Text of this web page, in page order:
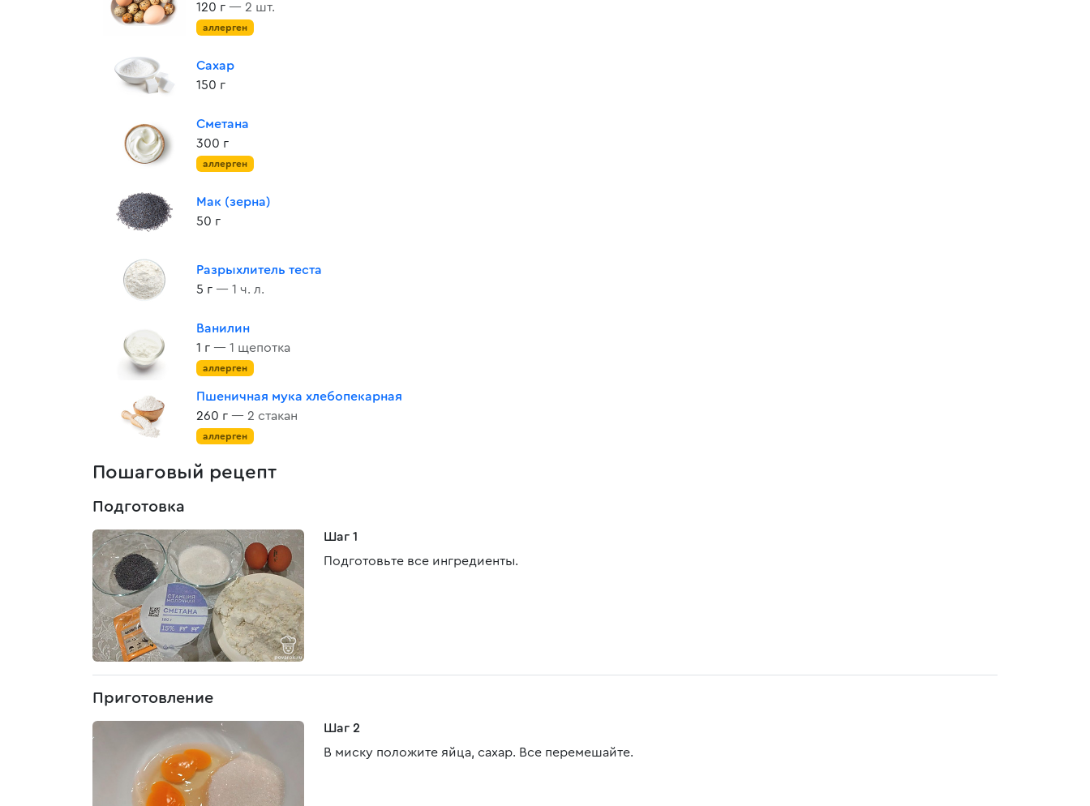
120 г — 2 шт.
аллерген
Сахар
150 г
Сметана
300 г
аллерген
Мак (зерна)
50 г
Разрыхлитель теста
5 г — 1 ч. л.
Ванилин
1 г — 1 щепотка
аллерген
Пшеничная мука хлебопекарная
260 г — 2 стакан
аллерген
Пошаговый рецепт
Подготовка
Шаг 1
Подготовьте все ингредиенты.
Приготовление
Шаг 2
В миску положите яйца, сахар. Все перемешайте.